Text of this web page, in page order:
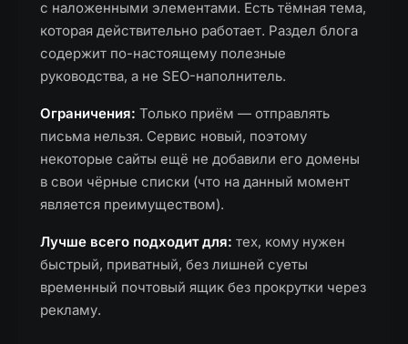
с наложенными элементами. Есть тёмная тема,
которая действительно работает. Раздел блога
содержит по-настоящему полезные
руководства, а не SEO-наполнитель.
Ограничения: Только приём — отправлять
письма нельзя. Сервис новый, поэтому
некоторые сайты ещё не добавили его домены
в свои чёрные списки (что на данный момент
является преимуществом).
Лучше всего подходит для: тех, кому нужен
быстрый, приватный, без лишней суеты
временный почтовый ящик без прокрутки через
рекламу.